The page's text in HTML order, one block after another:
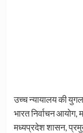
उच्च न्यायालय की
भारत निर्वाचन
मध्यप्रदेश शासन,